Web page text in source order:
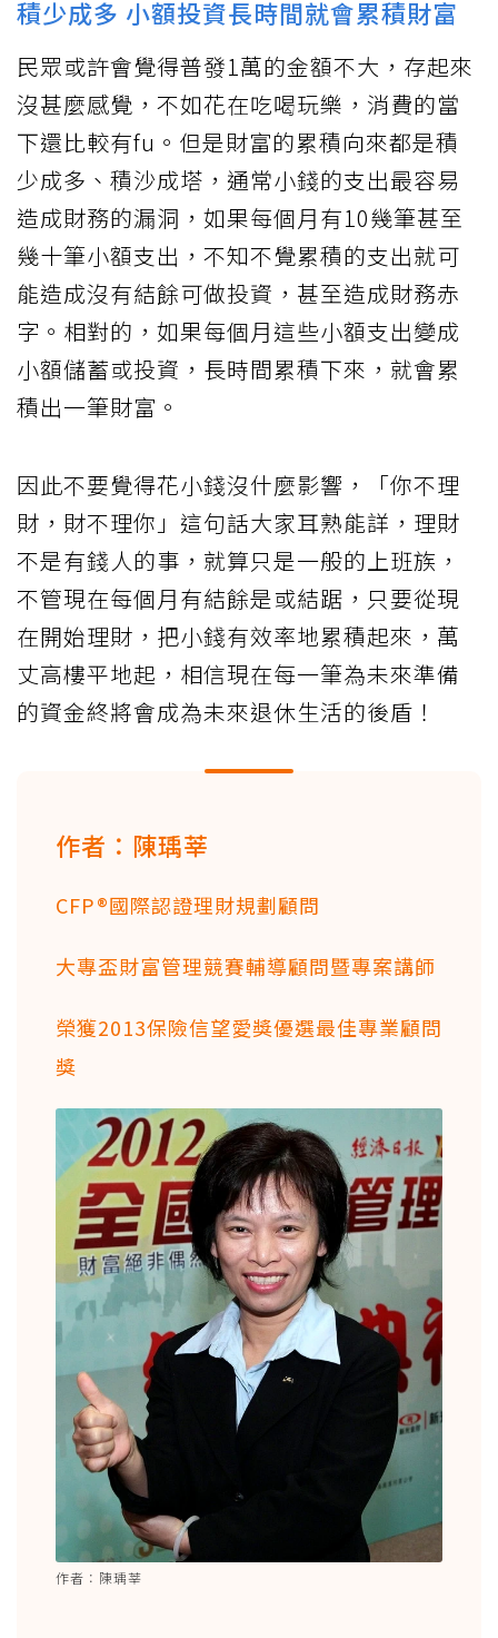
積少成多 小額投資長時間就會累積財富
民眾或許會覺得普發1萬的金額不大，存起來
沒甚麼感覺，不如花在吃喝玩樂，消費的當
下還比較有fu。但是財富的累積向來都是積
少成多、積沙成塔，通常小錢的支出最容易
造成財務的漏洞，如果每個月有10幾筆甚至
幾十筆小額支出，不知不覺累積的支出就可
能造成沒有結餘可做投資，甚至造成財務赤
字。相對的，如果每個月這些小額支出變成
小額儲蓄或投資，長時間累積下來，就會累
積出一筆財富。
因此不要覺得花小錢沒什麼影響，「你不理
財，財不理你」這句話大家耳熟能詳，理財
不是有錢人的事，就算只是一般的上班族，
不管現在每個月有結餘是或結踞，只要從現
在開始理財，把小錢有效率地累積起來，萬
丈高樓平地起，相信現在每一筆為未來準備
的資金終將會成為未來退休生活的後盾！
作者：陳瑀莘
CFP®國際認證理財規劃顧問
大專盃財富管理競賽輔導顧問暨專案講師
榮獲2013保險信望愛獎優選最佳專業顧問
獎
作者：陳瑀莘